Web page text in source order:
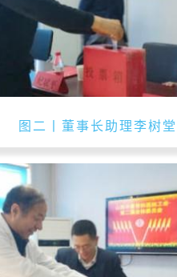
图二丨董事长助理李树堂